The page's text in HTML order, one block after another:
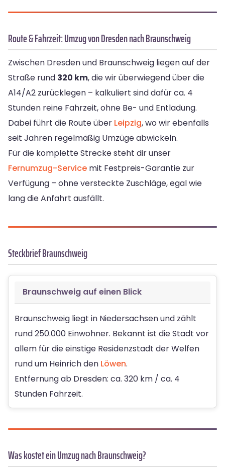
Route & Fahrzeit: Umzug von Dresden nach Braunschweig
Zwischen Dresden und Braunschweig liegen auf der
Straße rund 320 km, die wir überwiegend über die
A14/A2 zurücklegen – kalkuliert sind dafür ca. 4
Stunden reine Fahrzeit, ohne Be- und Entladung.
Dabei führt die Route über Leipzig, wo wir ebenfalls
seit Jahren regelmäßig Umzüge abwickeln.
Für die komplette Strecke steht dir unser
Fernumzug-Service mit Festpreis-Garantie zur
Verfügung – ohne versteckte Zuschläge, egal wie
lang die Anfahrt ausfällt.
Steckbrief Braunschweig
Braunschweig auf einen Blick
Braunschweig liegt in Niedersachsen und zählt
rund 250.000 Einwohner. Bekannt ist die Stadt vor
allem für die einstige Residenzstadt der Welfen
rund um Heinrich den Löwen.
Entfernung ab Dresden: ca. 320 km / ca. 4
Stunden Fahrzeit.
Was kostet ein Umzug nach Braunschweig?